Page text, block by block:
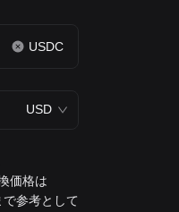
USDC
USD
価格は
参考として